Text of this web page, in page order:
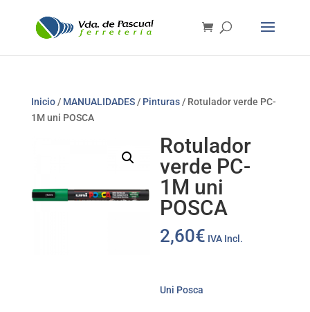
Inicio/ MANUALIDADES/ Pinturas/ Rotulador verde PC-
1M uni POSCA
Rotulador
verde PC-
1M uni
POSCA
2,60€ IVA Incl.
Uni Posca